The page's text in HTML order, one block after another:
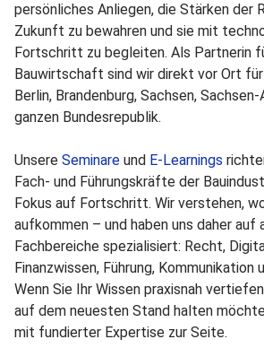
persönliches Anliegen, die Stärken der
Zukunft zu bewahren und sie mit
Fortschritt zu begleiten. Als Partnerin
Bauwirtschaft sind wir direkt vor Ort
Berlin, Brandenburg, Sachsen,
ganzen Bundesrepublik.
Unsere Seminare und E-Learnings
Fach- und Führungskräfte der
Fokus auf Fortschritt. Wir verstehen,
aufkommen – und haben uns daher auf
Fachbereiche spezialisiert: Recht,
Finanzwissen, Führung, Kommunikation
Wenn Sie Ihr Wissen praxisnah
auf dem neuesten Stand halten
mit fundierter Expertise zur Seite.